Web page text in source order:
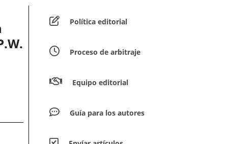
Política editorial
Proceso de arbitraje
Equipo editorial
Guía para los autores